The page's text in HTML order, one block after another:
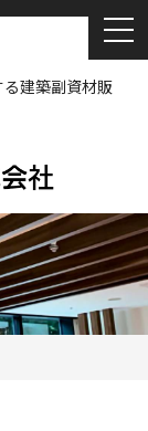
建築副資材販